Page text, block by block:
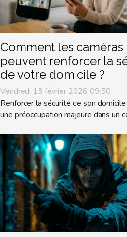
Comment les caméras
peuvent renforcer la
de votre domicile ?
Vendredi 13 février 2026 09:50
Renforcer la sécurité de son
une préoccupation majeure dans un